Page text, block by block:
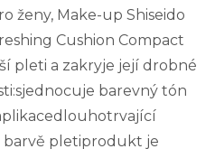
ženy, Make-up Shiseido
Cushion Compact
pleti a zakryje její drobné
barevný tón
barvě pletiprodukt je